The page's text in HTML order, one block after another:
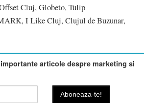
Cluj, Globeto, Tulip
I Like Cluj, Clujul de Buzunar,
articole despre marketing si